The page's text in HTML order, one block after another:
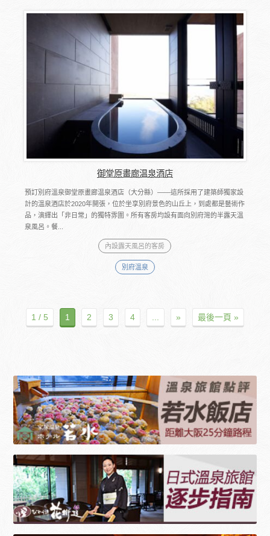
御堂原畫廊温泉酒店
預訂別府溫泉御堂原畫廊温泉酒店（大分縣）――這所採用了建築師獨家設
計的溫泉酒店於2020年開張，位於坐享別府景色的山丘上，到處都是藝術作
品，演繹出「非日常」的獨特雰圍。所有客房均設有面向別府灣的半露天溫
泉風呂。餐...
內設露天風呂的客房
別府溫泉
1 / 5 1 2 3 4 » 最後一頁 »